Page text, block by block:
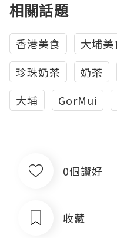
相關話題
香港美食 大埔美
珍珠奶茶
奶茶
大埔
GorMui
0個讚好
收藏